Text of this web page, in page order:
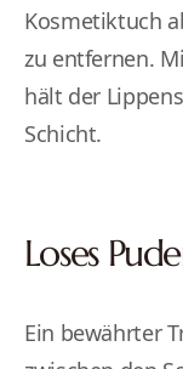
Kosmetiktuch
zu entfernen.
hält der
Schicht.
Loses
Ein bewährter